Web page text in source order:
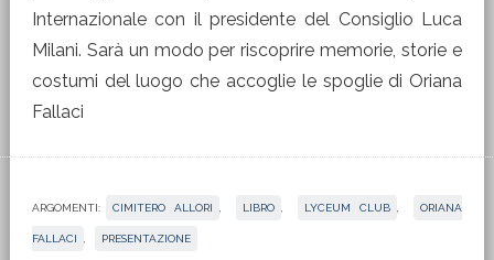
Internazionale con il presidente del Consiglio Luca
Milani. Sarà un modo per riscoprire memorie, storie e
costumi del luogo che accoglie le spoglie di Oriana
Fallaci
ARGOMENTI: CIMITERO ALLORI LIBRO LYCEUM CLUB ORIANA
FALLACI PRESENTAZIONE